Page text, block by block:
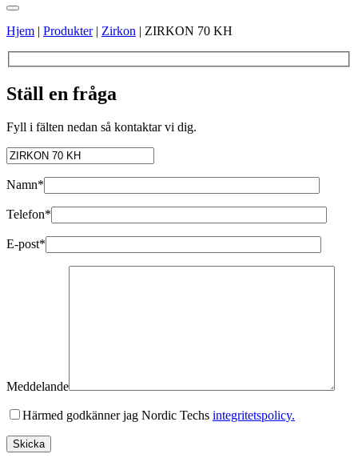
Hjem | Produkter| Zirkon | ZIRKON 70 KH
Ställ en fråga
Fyll i fälten nedan så kontaktar vi dig.
Namn*
Telefon*
E-post*
Meddelande
Härmed godkänner jag Nordic Techs integritetspolicy.